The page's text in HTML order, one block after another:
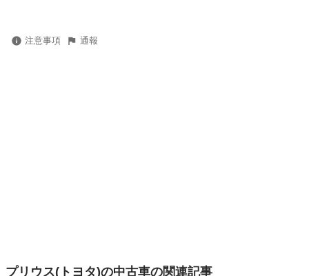
注意事項 通報
プリウス(トヨタ)の中古車の関連記事